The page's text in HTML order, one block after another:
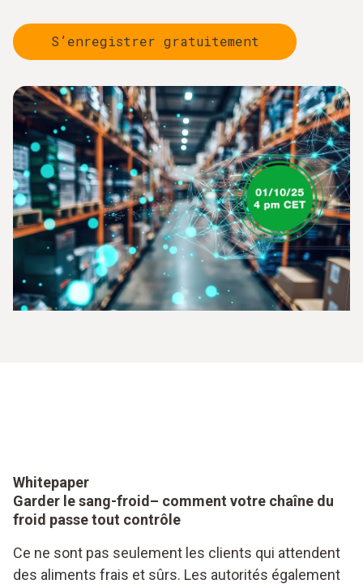
S’enregistrer gratuitement
Whitepaper
Garder le sang-froid– comment votre chaîne du
froid passe tout contrôle
Ce ne sont pas seulement les clients qui attendent
des aliments frais et sûrs. Les autorités également